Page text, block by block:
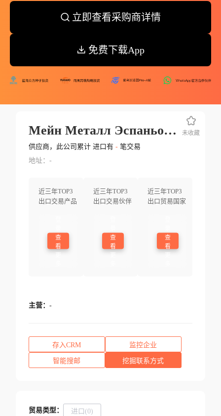
立即查看采购商详情
免费下载App
Мейн Металл Эспаньола
供应商，此公司累计 进口有 -笔交易
地址：-
近三年TOP3
出口交易产品
查
看
近三年TOP3
出口交易伙伴
查
看
近三年TOP3
出口贸易国家
查
看
未收藏
主营： -
存入CRM 监控企业
智能搜邮 挖掘联系方式
贸易类型： 进口(0)